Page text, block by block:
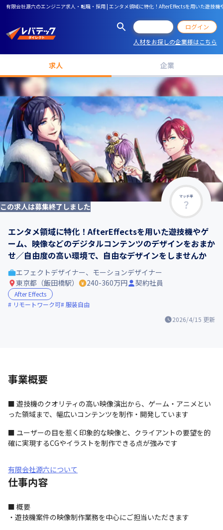
有限会社源六のエンジニア求人・転職・採用 | エンタメ領域に特化！AfterEffectsを用いた遊技
ログイン
人材をお探しの企業様はこちら
求人 企業
マッチ率
この求人は募集終了しました
エンタメ領域に特化！AfterEffectsを用いた遊技機やゲ
ーム、映像などのデジタルコンテンツのデザインをおまか
せ／自由度の高い環境で、自由なデザインをしませんか
2026/4/15 更新
エフェクトデザイナー、モーションデザイナー
東京都（飯田橋駅）
240-360万円 契約社員
After Effects
リモートワーク可 服装自由
事業概要
■ 遊技機のクオリティの高い映像演出から、ゲーム・アニメとい
った領域まで、幅広いコンテンツを制作・開発しています
■ ユーザーの目を惹く印象的な映像と、クライアントの要望を的
確に実現するCGやイラストを制作できる点が強みです
有限会社源六について
仕事内容
■ 概要
・遊技機案件の映像制作業務を中心にご担当いただきます